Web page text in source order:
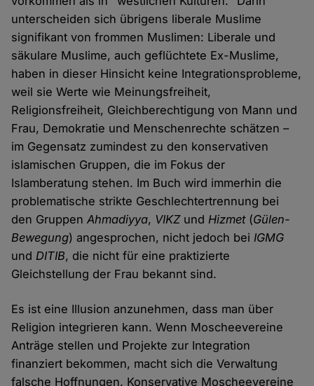
unterscheiden sich übrigens liberale Muslime
signifikant von frommen Muslimen: Liberale und
säkulare Muslime, auch geflüchtete Ex-Muslime,
haben in dieser Hinsicht keine Integrationsprobleme,
weil sie Werte wie Meinungsfreiheit,
Religionsfreiheit, Gleichberechtigung von Mann und
Frau, Demokratie und Menschenrechte schätzen –
im Gegensatz zumindest zu den konservativen
islamischen Gruppen, die im Fokus der
Islamberatung stehen. Im Buch wird immerhin die
problematische strikte Geschlechtertrennung bei
den GruppenAhmadiyya, VIKZund Hizmet(Gülen-
Bewegung) angesprochen, nicht jedoch bei IGMG
und DITIB, die nicht für eine praktizierte
Gleichstellung der Frau bekannt sind.
Es ist eine Illusion anzunehmen, dass man über
Religion integrieren kann. Wenn Moscheevereine
Anträge stellen und Projekte zur Integration
finanziert bekommen, macht sich die Verwaltung
falsche Hoffnungen. Konservative Moscheevereine